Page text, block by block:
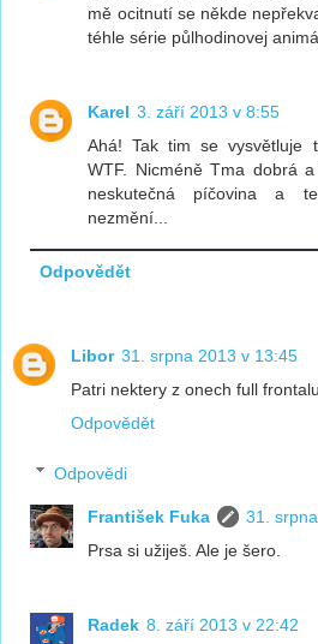
mě ocitnutí se někde
téhle série půlhodinovej
Karel 3. září 2013 v 8:55
Ahá! Tak tim se vysvětluje
WTF. Nicméně Tma dobrá
neskutečná píčovina a
nezmění...
Odpovědět
Libor 31. srpna 2013 v 13:45
Patri nektery z onech full
Odpovědět
Odpovědi
František Fuka
31.
Prsa si užiješ. Ale je šero.
Radek 8. září 2013 v 22:42